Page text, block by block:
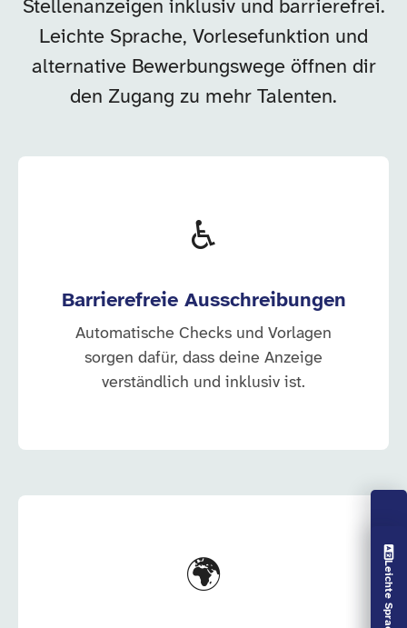
Vorlesen aus
Stellenanzeigen inklusiv und barrierefrei.
Leichte Sprache, Vorlesefunktion und
alternative Bewerbungswege öffnen dir
den Zugang zu mehr Talenten.
♿
Barrierefreie Ausschreibungen
Automatische Checks und Vorlagen
sorgen dafür, dass deine Anzeige
verständlich und inklusiv ist.
🌍